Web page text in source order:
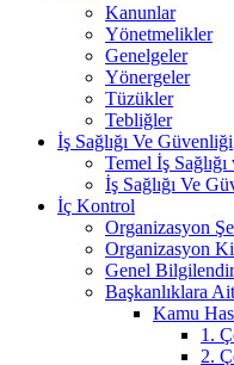
Kanunlar
Yönetmelikler
Genelgeler
Yönergeler
Tüzükler
Tebliğler
İş Sağlığı Ve Güvenliği
Temel İş
İş Sağlığı Ve
İç Kontrol
Organizasyon
Organizasyon
Genel
Başkanlıklara
Kamu
1.
2.